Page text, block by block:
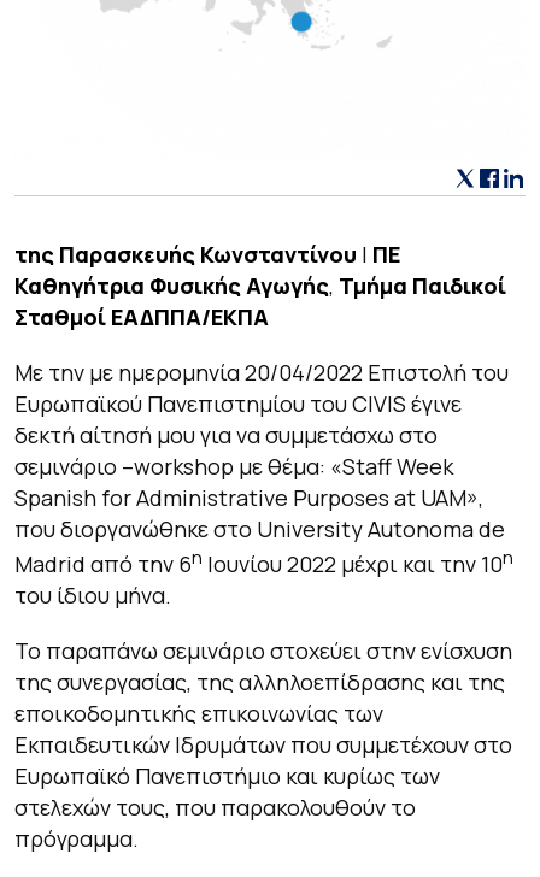
της Παρασκευής Κωνσταντίνου | ΠΕ
Καθηγήτρια Φυσικής Αγωγής, Τμήμα Παιδικοί
Σταθμοί ΕΑΔΠΠΑ/ΕΚΠΑ
Με την με ημερομηνία 20/04/2022 Επιστολή του
Ευρωπαϊκού Πανεπιστημίου του CIVIS έγινε
δεκτή αίτησή μου για να συμμετάσχω στο
σεμινάριο –workshop με θέμα: «Staff Week
Spanish for Administrative Purposes at UAM»,
που διοργανώθηκε στο University Autonoma de
Madrid από την 6η Ιουνίου 2022 μέχρι και την 10η
του ίδιου μήνα.
Το παραπάνω σεμινάριο στοχεύει στην ενίσχυση
της συνεργασίας, της αλληλοεπίδρασης και της
εποικοδομητικής επικοινωνίας των
Εκπαιδευτικών Ιδρυμάτων που συμμετέχουν στο
Ευρωπαϊκό Πανεπιστήμιο και κυρίως των
στελεχών τους, που παρακολουθούν το
πρόγραμμα.